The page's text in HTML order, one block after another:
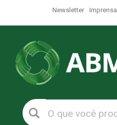
Newsletter Imprensa